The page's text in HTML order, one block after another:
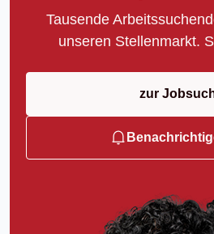
Tausende
unseren Stellenmarkt.
zur